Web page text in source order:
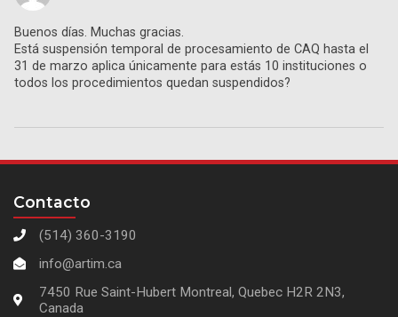
Buenos días. Muchas gracias.
Está suspensión temporal de procesamiento de CAQ hasta el
31 de marzo aplica únicamente para estás 10 instituciones o
todos los procedimientos quedan suspendidos?
Contacto
(514) 360-3190
info@artim.ca
7450 Rue Saint-Hubert Montreal, Quebec H2R 2N3,
Canada